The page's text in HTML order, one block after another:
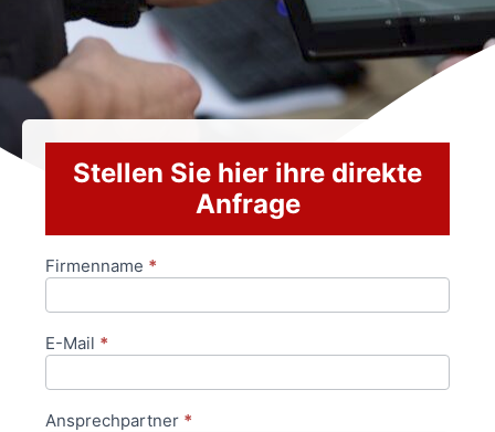
Stellen Sie hier ihre direkte
Anfrage
Anfrageformular
Firmenname *
E-Mail *
Ansprechpartner *